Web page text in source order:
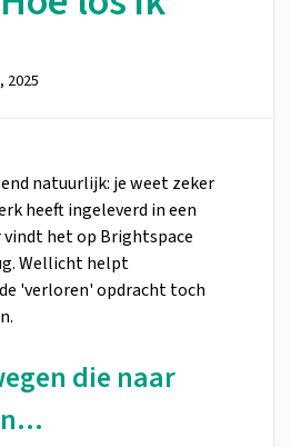
2025
natuurlijk: je weet zeker
heeft ingeleverd in een
het op Brightspace
Wellicht helpt
'verloren' opdracht toch
die naar